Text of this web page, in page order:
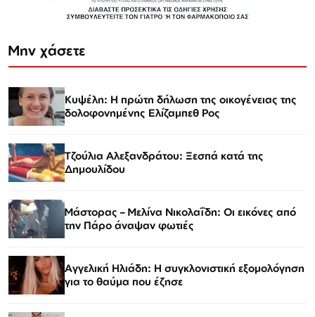
Μην χάσετε
Κυψέλη: Η πρώτη δήλωση της οικογένειας της
δολοφονημένης Ελίζαμπεθ Ρος
Τζούλια Αλεξανδράτου: Ξεσπά κατά της
Δημουλίδου
Μάστορας – Μελίνα Νικολαΐδη: Οι εικόνες από
την Πάρο άναψαν φωτιές
Αγγελική Ηλιάδη: Η συγκλονιστική εξομολόγηση
για το θαύμα που έζησε